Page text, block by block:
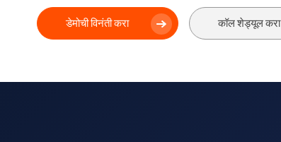
डेमोची विनंती करा कॉल शेड्यूल करा